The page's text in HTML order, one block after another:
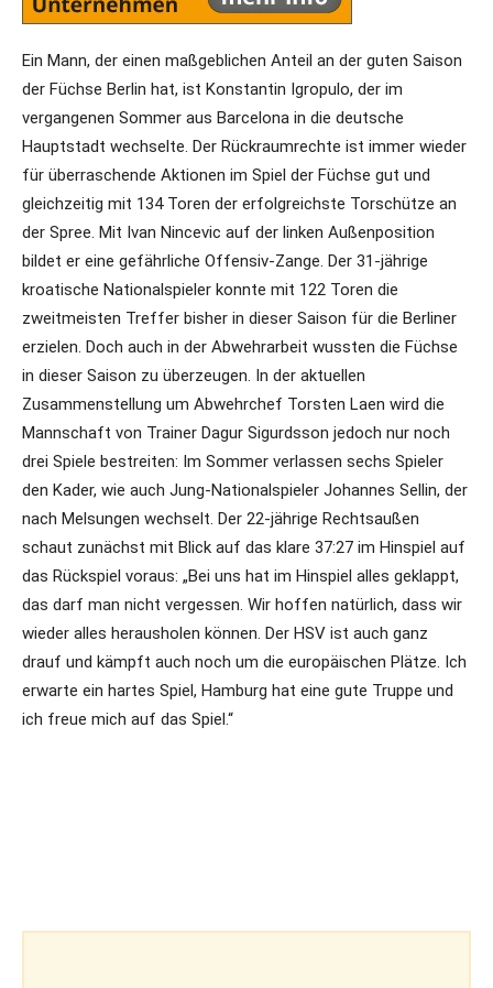
Ein Mann, der einen maßgeblichen Anteil an der guten Saison
der Füchse Berlin hat, ist Konstantin Igropulo, der im
vergangenen Sommer aus Barcelona in die deutsche
Hauptstadt wechselte. Der Rückraumrechte ist immer wieder
für überraschende Aktionen im Spiel der Füchse gut und
gleichzeitig mit 134 Toren der erfolgreichste Torschütze an
der Spree. Mit Ivan Nincevic auf der linken Außenposition
bildet er eine gefährliche Offensiv-Zange. Der 31-jährige
kroatische Nationalspieler konnte mit 122 Toren die
zweitmeisten Treffer bisher in dieser Saison für die Berliner
erzielen. Doch auch in der Abwehrarbeit wussten die Füchse
in dieser Saison zu überzeugen. In der aktuellen
Zusammenstellung um Abwehrchef Torsten Laen wird die
Mannschaft von Trainer Dagur Sigurdsson jedoch nur noch
drei Spiele bestreiten: Im Sommer verlassen sechs Spieler
den Kader, wie auch Jung-Nationalspieler Johannes Sellin, der
nach Melsungen wechselt. Der 22-jährige Rechtsaußen
schaut zunächst mit Blick auf das klare 37:27 im Hinspiel auf
das Rückspiel voraus: „Bei uns hat im Hinspiel alles geklappt,
das darf man nicht vergessen. Wir hoffen natürlich, dass wir
wieder alles herausholen können. Der HSV ist auch ganz
drauf und kämpft auch noch um die europäischen Plätze. Ich
erwarte ein hartes Spiel, Hamburg hat eine gute Truppe und
ich freue mich auf das Spiel.“